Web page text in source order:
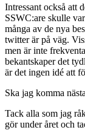
Intressant också att
SSWC:are skulle
många av de nya
twitter är på väg.
men är inte
bekantskaper det
är det ingen idé att
Ska jag komma
Tack alla som jag
gör under året och